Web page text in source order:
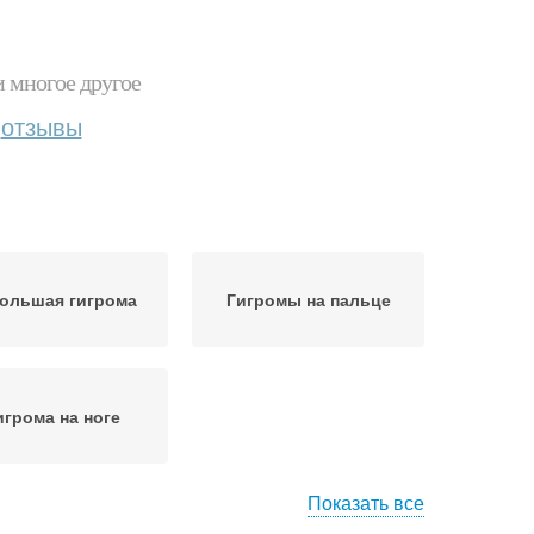
другое
отзывы
гигрома Гигромы на пальце
на ноге
Показать все